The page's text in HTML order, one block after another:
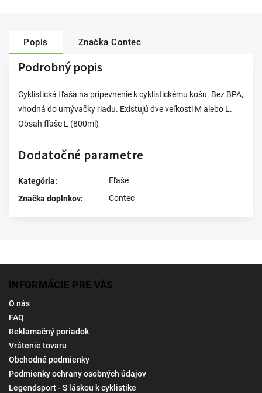
Popis Značka Contec
Podrobný popis
Cyklistická fľaša na pripevnenie k cyklistickému košu. Bez BPA,
vhodná do umývačky riadu. Existujú dve veľkosti M alebo L.
Obsah fľaše L (800ml)
Dodatočné parametre
Kategória:
Fľaše
Značka doplnkov: Contec
INFORMÁCIE PRE VÁS
O nás
FAQ
Reklamačný poriadok
Vrátenie tovaru
Obchodné podmienky
Podmienky ochrany osobných údajov
Legendsport - S láskou k cyklistike